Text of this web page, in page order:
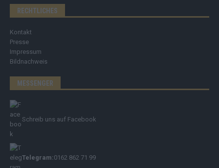
RECHTLICHES
Kontakt
Presse
Impressum
Bildnachweis
MESSENGER
Schreib uns auf Facebook
Telegram:0162 862 71 99